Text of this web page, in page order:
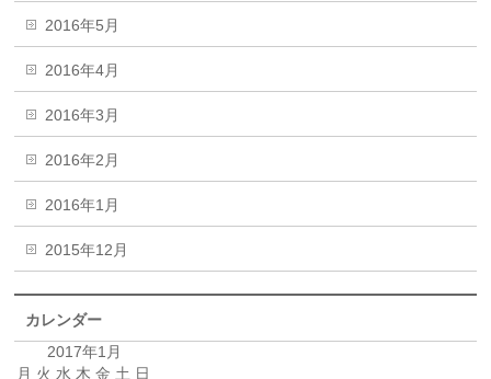
2016年5月
2016年4月
2016年3月
2016年2月
2016年1月
2015年12月
カレンダー
2017年1月
月 火 水 木 金 土 日